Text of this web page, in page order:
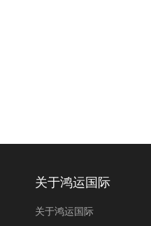
关于鸿运国际
关于鸿运国际